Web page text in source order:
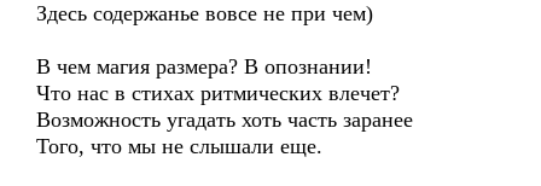
Здесь содержанье вовсе не при чем)
В чем магия размера? В опознании!
Что нас в стихах ритмических влечет?
Возможность угадать хоть часть заранее
Того, что мы не слышали еще.